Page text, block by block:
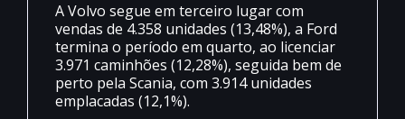
A Volvo segue em terceiro lugar com
vendas de 4.358 unidades (13,48%), a Ford
termina o período em quarto, ao licenciar
3.971 caminhões (12,28%), seguida bem de
perto pela Scania, com 3.914 unidades
emplacadas (12,1%).